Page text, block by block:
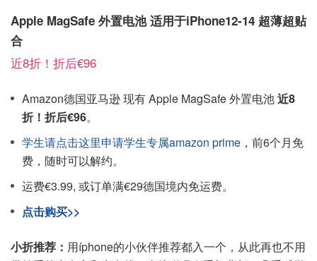
Apple MagSafe 外置电池 适用于iPhone12-14 超薄超贴
合
近8折！折后€96
Amazon德国亚马逊 现有 Apple MagSafe 外置电池近8
折！折后€96。
学生请点击这里申请学生专属amazon prime ，前6个月免
费，随时可以解约。
运费€3.99, 或订单满€29德国境内免运费。
点击购买>>
小折推荐： 用íphone的小伙伴推荐都入一个，从此再也不用